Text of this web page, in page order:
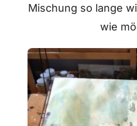
Mischung so lange
wie